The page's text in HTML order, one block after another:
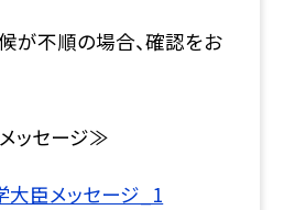
が不順の場合、確認をお
ッセージ≫
臣メッセージ_1